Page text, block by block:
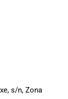
s/n, Zona